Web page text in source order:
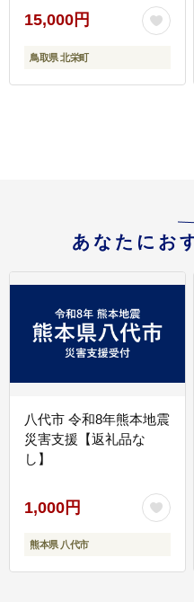
送不可 ※2026年11月
初旬頃～11月下旬頃に
順次発送予定
15,000円
鳥取県 北栄町
あなたにお
八代市 令和8年熊本地震
災害支援【返礼品な
し】
1,000円
熊本県 八代市